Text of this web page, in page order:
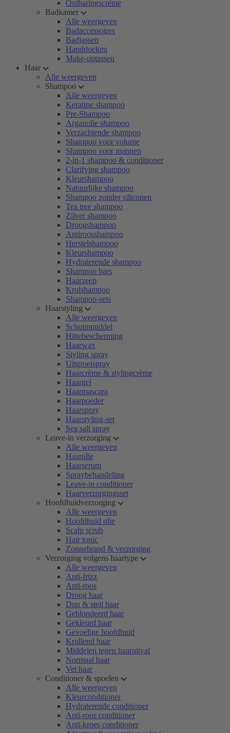
Ontharingscrème
Badkamer
Alle weergeven
Badaccessoires
Badjassen
Handdoeken
Make-uptassen
Haar
Alle weergeven
Shampoo
Alle weergeven
Keratine shampoo
Pre-Shampoo
Arganolie shampoo
Verzachtende shampoo
Shampoo voor volume
Shampoo voor mannen
2-in-1 shampoo & conditioner
Clarifying shampoo
Kleurshampoo
Natuurlijke shampoo
Shampoo zonder siliconen
Tea tree shampoo
Zilver shampoo
Droogshampoo
Antiroosshampoo
Herstelshampoo
Kleurshampoo
Hydraterende shampoo
Shampoo bars
Haarzeep
Krulshampoo
Shampoo-sets
Haarstyling
Alle weergeven
Schuimmiddel
Hittebescherming
Haarwax
Styling spray
Uitgroeispray
Haarcrème & stylingcrème
Haargel
Haarmascara
Haarpoeder
Haarspray
Haarstyling-set
Sea salt spray
Leave-in verzorging
Alle weergeven
Haarolie
Haarserum
Spraybehandeling
Leave-in conditioner
Haarverzorgingsset
Hoofdhuidverzorging
Alle weergeven
Hoofdhuid olie
Scalp scrub
Hair tonic
Zonnebrand & verzorging
Verzorging volgens haartype
Alle weergeven
Anti-frizz
Anti-roos
Droog haar
Dun & steil haar
Geblondeerd haar
Gekleurd haar
Gevoelige hoofdhuid
Krullend haar
Middelen tegen haaruitval
Normaal haar
Vet haar
Conditioner & spoelen
Alle weergeven
Kleurconditioner
Hydraterende conditioner
Anti-roos conditioner
Anti-kroes conditioner